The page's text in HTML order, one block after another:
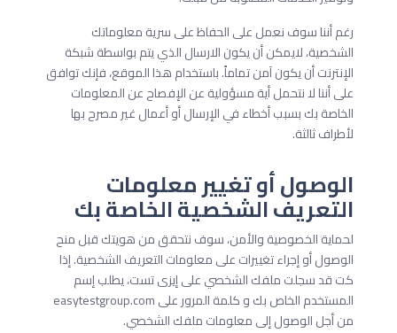
رغم أننا سوف نعمل على الحفاظ على سرية معلوماتك
الشخصية، لايمكن أن يكون الارسال الذي يتم بواسطة شبكة
الإنترنت أن يكون آمن تماماً. باستخدام هذا الموقع، فإنك توافق
على أننا لا نتحمل أية مسؤولية عن الإفصاح عن المعلومات
الخاصة بك بسبب أخطاء في الإرسال أو أعمال غير مصرح بها
لأطراف ثالثة.
الوصول أو تغيير معلومات
التعريف الشخصية الخاصة بك
لحماية الخصوصية والأمن، سوف نتحقق من هويتك قبل منح
الوصول أو إجراء تغييرات على معلومات التعريف الشخصية. إذا
كت قد سجلت ملفك الشخصي على إيزى تست، يطلب إسم
المستخدم الخاص بك و كلمة المرور على easytestgroup.com
من أجل الوصول إلى معلومات ملفك الشخصي.